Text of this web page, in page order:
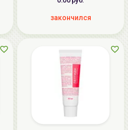
закончился